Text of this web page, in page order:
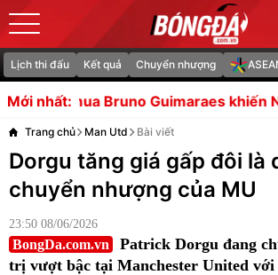
Lịch thi đấu Kết quả Chuyển nhượng
Mới nhất:
Guimaraes khiến Newcastle bối rối
Trang chủ Man Utd Bài viết
Dorgu tăng giá gấp đôi là
chuyển nhượng của MU
23:50 08/06/2026
BongDa.com.vn
Patrick Dorgu đang
trị vượt bậc tại Manchester United